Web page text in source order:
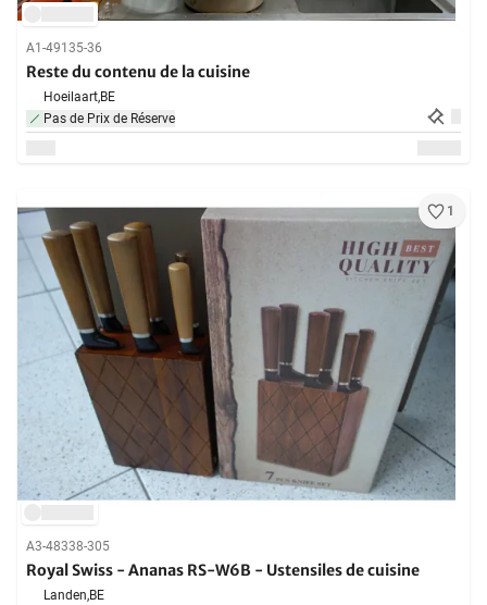
A1-49135-36
Reste du contenu de la cuisine
Hoeilaart,BE
Pas de Prix de Réserve
1
A3-48338-305
Royal Swiss - Ananas RS-W6B - Ustensiles de cuisine
Landen,BE